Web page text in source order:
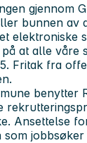
gjennom
bunnen av
elektroniske
at alle våre
Fritak fra
benytter
Ansettelse
jobbsøker